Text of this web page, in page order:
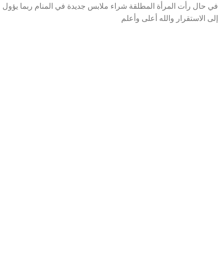
في حال رأت المرأة المطلقة شراء ملابس جديدة في المنام ربما يؤول
إلى الاستقرار والله أعلى وأعلم